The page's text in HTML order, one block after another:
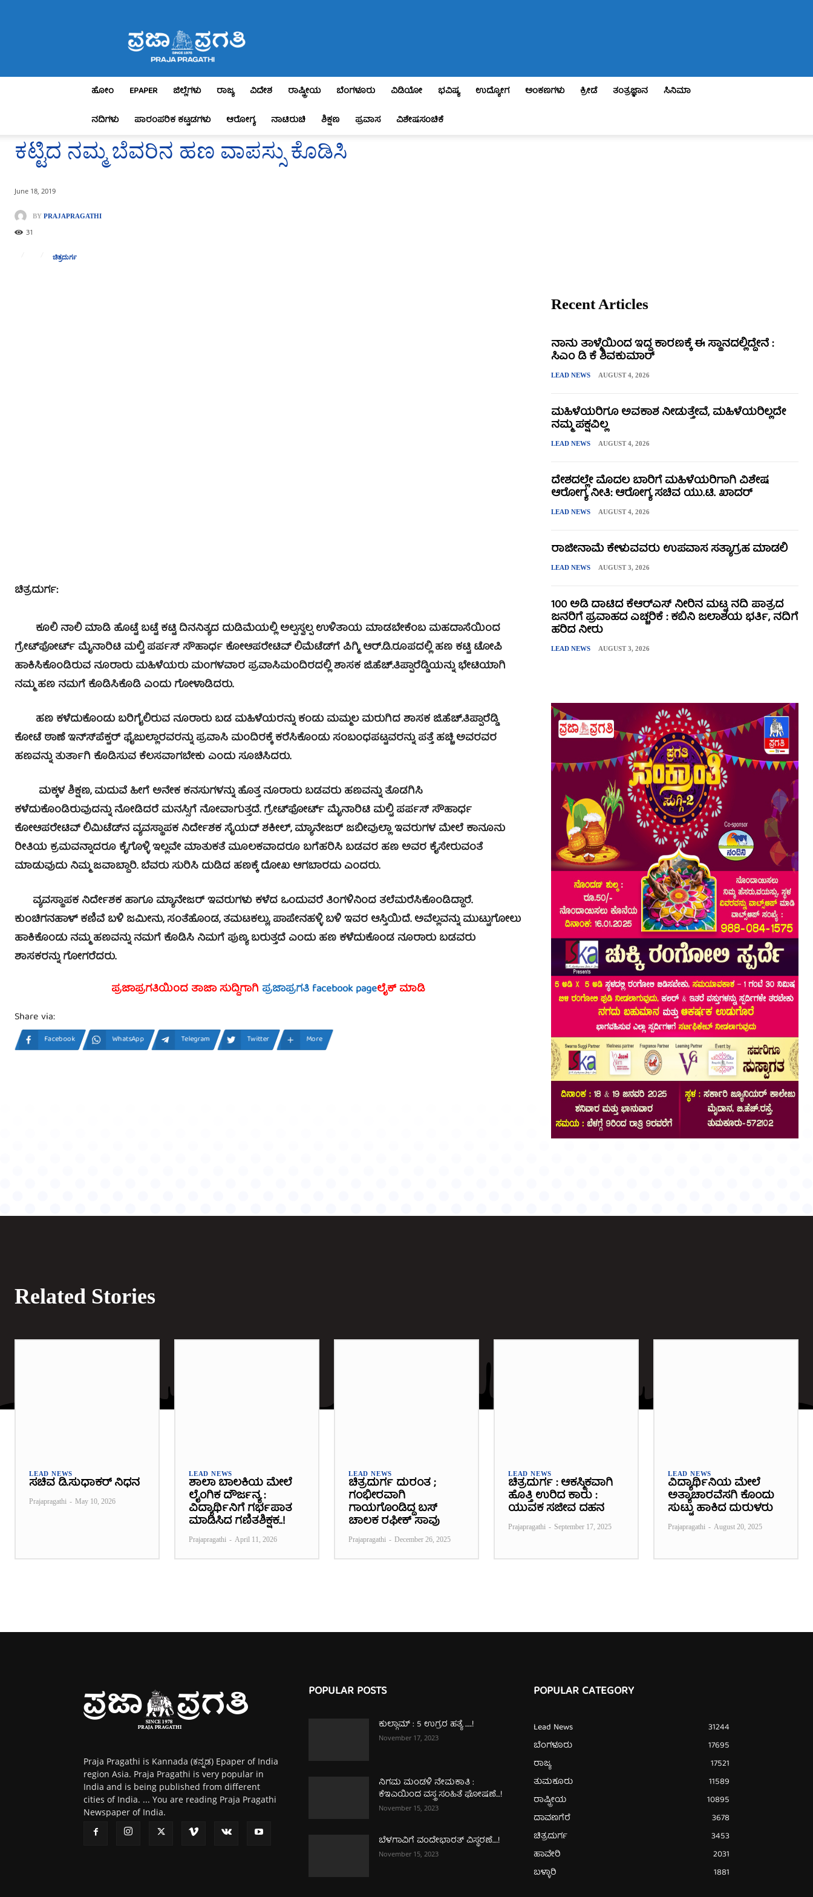
Pragathi
ಹೋಂ EPAPER ಜಿಲ್ಲೆಗಳು ರಾಜ್ಯ ವಿದೇಶ ರಾಷ್ಟ್ರೀಯ ಬೆಂಗಳೂರು ವಿಡಿಯೋ ಭವಿಷ್ಯ ಉದ್ಯೋಗ ಅಂಕಣಗಳು ಕ್ರೀಡೆ ತಂತ್ರಜ್ಞಾನ
ಸಿನಿಮಾ
ನದಿಗಳು
ಪಾರಂಪರಿಕ ಕಟ್ಟಡಗಳು ಆರೋಗ್ಯ ನಾಟಿರುಚಿ ಶಿಕ್ಷಣ ಪ್ರವಾಸ ವಿಶೇಷಸಂಚಿಕೆ
ಕಟ್ಟಿದ ನಮ್ಮ ಬೆವರಿನ ಹಣ ವಾಪಸ್ಸು ಕೊಡಿಸಿ
June 18, 2019
BY PRAJAPRAGATHI
31
ಚಿತ್ರದುರ್ಗ
ಚಿತ್ರದುರ್ಗ:
ಕೂಲಿ ನಾಲಿ ಮಾಡಿ ಹೊಟ್ಟೆ ಬಟ್ಟೆ ಕಟ್ಟಿ ದಿನನಿತ್ಯದ ದುಡಿಮೆಯಲ್ಲಿ ಅಲ್ಪಸ್ವಲ್ಪ ಉಳಿತಾಯ ಮಾಡಬೇಕೆಂಬ ಮಹದಾಸೆಯಿಂದ
ಗ್ರೇಟ್‍ಫೋರ್ಟ್ ಮೈನಾರಿಟಿ ಮಲ್ಟಿ ಪರ್ಪಸ್ ಸೌಹಾರ್ಧ ಕೋಆಪರೇಟಿವ್ ಲಿಮೆಟೆಡ್‍ಗೆ ಪಿಗ್ಮಿ, ಆರ್.ಡಿ.ರೂಪದಲ್ಲಿ ಹಣ ಕಟ್ಟಿ ಟೋಪಿ
ಹಾಕಿಸಿಕೊಂಡಿರುವ ನೂರಾರು ಮಹಿಳೆಯರು ಮಂಗಳವಾರ ಪ್ರವಾಸಿಮಂದಿರದಲ್ಲಿ ಶಾಸಕ ಜಿ.ಹೆಚ್.ತಿಪ್ಪಾರೆಡ್ಡಿಯನ್ನು ಭೇಟಿಯಾಗಿ
ನಮ್ಮ ಹಣ ನಮಗೆ ಕೊಡಿಸಿಕೊಡಿ ಎಂದು ಗೋಳಾಡಿದರು.
ಹಣ ಕಳೆದುಕೊಂಡು ಬರಿಗೈಲಿರುವ ನೂರಾರು ಬಡ ಮಹಿಳೆಯರನ್ನು ಕಂಡು ಮಮ್ಮಲ ಮರುಗಿದ ಶಾಸಕ ಜಿ.ಹೆಚ್.ತಿಪ್ಪಾರೆಡ್ಡಿ
ಕೋಟೆ ಠಾಣೆ ಇನ್ಸ್‍ಪೆಕ್ಟರ್ ಫೈಜುಲ್ಲಾರವರನ್ನು ಪ್ರವಾಸಿ ಮಂದಿರಕ್ಕೆ ಕರೆಸಿಕೊಂಡು ಸಂಬಂಧಪಟ್ಟವರನ್ನು ಪತ್ತೆ ಹಚ್ಚಿ ಅವರವರ
ಹಣವನ್ನು ತುರ್ತಾಗಿ ಕೊಡಿಸುವ ಕೆಲಸವಾಗಬೇಕು ಎಂದು ಸೂಚಿಸಿದರು.
ಮಕ್ಕಳ ಶಿಕ್ಷಣ, ಮದುವೆ ಹೀಗೆ ಅನೇಕ ಕನಸುಗಳನ್ನು ಹೊತ್ತ ನೂರಾರು ಬಡವರು ಹಣವನ್ನು ತೊಡಗಿಸಿ
ಕಳೆದುಕೊಂಡಿರುವುದನ್ನು ನೋಡಿದರೆ ಮನಸ್ಸಿಗೆ ನೋವಾಗುತ್ತದೆ. ಗ್ರೇಟ್‍ಫೋರ್ಟ್ ಮೈನಾರಿಟಿ ಮಲ್ಟಿ ಪರ್ಪಸ್ ಸೌಹಾರ್ಧ
ಕೋಆಪರೇಟಿವ್ ಲಿಮಿಟೆಡ್‍ನ ವ್ಯವಸ್ಥಾಪಕ ನಿರ್ದೇಶಕ ಸೈಯದ್ ಶಕೀಲ್, ಮ್ಯಾನೇಜರ್ ಜಬೀವುಲ್ಲಾ ಇವರುಗಳ ಮೇಲೆ ಕಾನೂನು
ರೀತಿಯ ಕ್ರಮವನ್ನಾದರೂ ಕೈಗೊಳ್ಳಿ ಇಲ್ಲವೇ ಮಾತುಕತೆ ಮೂಲಕವಾದರೂ ಬಗೆಹರಿಸಿ ಬಡವರ ಹಣ ಅವರ ಕೈಸೇರುವಂತೆ
ಮಾಡುವುದು ನಿಮ್ಮ ಜವಾಬ್ದಾರಿ. ಬೆವರು ಸುರಿಸಿ ದುಡಿದ ಹಣಕ್ಕೆ ದೋಖ ಆಗಬಾರದು ಎಂದರು.
ವ್ಯವಸ್ಥಾಪಕ ನಿರ್ದೇಶಕ ಹಾಗೂ ಮ್ಯಾನೇಜರ್ ಇವರುಗಳು ಕಳೆದ ಒಂದುವರೆ ತಿಂಗಳಿನಿಂದ ತಲೆಮರೆಸಿಕೊಂಡಿದ್ದಾರೆ.
ಕುಂಚಿಗನಹಾಳ್ ಕಣಿವೆ ಬಳಿ ಜಮೀನು, ಸಂತೆಹೊಂಡ, ತಮಟಕಲ್ಲು, ಪಾಪೇನಹಳ್ಳಿ ಬಳಿ ಇವರ ಆಸ್ತಿಯಿದೆ. ಅವೆಲ್ಲವನ್ನು ಮುಟ್ಟುಗೋಲು
ಹಾಕಿಕೊಂಡು ನಮ್ಮ ಹಣವನ್ನು ನಮಗೆ ಕೊಡಿಸಿ ನಿಮಗೆ ಪುಣ್ಯ ಬರುತ್ತದೆ ಎಂದು ಹಣ ಕಳೆದುಕೊಂಡ ನೂರಾರು ಬಡವರು
ಶಾಸಕರನ್ನು ಗೋಗರೆದರು.
ಪ್ರಜಾಪ್ರಗತಿಯಿಂದ ತಾಜಾ ಸುದ್ದಿಗಾಗಿ ಪ್ರಜಾಪ್ರಗತಿ facebook pageಲೈಕ್ ಮಾಡಿ
Share via:
Facebook WhatsApp Telegram Twitter More
Recent Articles
ನಾನು ತಾಳ್ಮೆಯಿಂದ ಇದ್ದ ಕಾರಣಕ್ಕೆ ಈ ಸ್ಥಾನದಲ್ಲಿದ್ದೇನೆ :
ಸಿಎಂ ಡಿ ಕೆ ಶಿವಕುಮಾರ್
LEAD NEWS AUGUST 4, 2026
ಮಹಿಳೆಯರಿಗೂ ಅವಕಾಶ ನೀಡುತ್ತೇವೆ, ಮಹಿಳೆಯರಿಲ್ಲದೇ
ನಮ್ಮ ಪಕ್ಷವಿಲ್ಲ
LEAD NEWS AUGUST 4, 2026
ದೇಶದಲ್ಲೇ ಮೊದಲ ಬಾರಿಗೆ ಮಹಿಳೆಯರಿಗಾಗಿ ವಿಶೇಷ
ಆರೋಗ್ಯ ನೀತಿ: ಆರೋಗ್ಯ ಸಚಿವ ಯು.ಟಿ. ಖಾದರ್
LEAD NEWS AUGUST 4, 2026
ರಾಜೀನಾಮೆ ಕೇಳುವವರು ಉಪವಾಸ ಸತ್ಯಾಗ್ರಹ ಮಾಡಲಿ
LEAD NEWS AUGUST 3, 2026
100 ಅಡಿ ದಾಟಿದ ಕೆಆರ್‌ಎಸ್ ನೀರಿನ ಮಟ್ಟ ನದಿ ಪಾತ್ರದ
ಜನರಿಗೆ ಪ್ರವಾಹದ ಎಚ್ಚರಿಕೆ : ಕಬಿನಿ ಜಲಾಶಯ ಭರ್ತಿ, ನದಿಗೆ
ಹರಿದ ನೀರು
LEAD NEWS AUGUST 3, 2026
Related Stories
LEAD NEWS
ಸಚಿವ ಡಿ.ಸುಧಾಕರ್ ನಿಧನ
Prajapragathi - May 10, 2026
LEAD NEWS
ಶಾಲಾ ಬಾಲಕಿಯ ಮೇಲೆ
ಲೈಂಗಿಕ ದೌರ್ಜನ್ಯ :
ವಿದ್ಯಾರ್ಥಿನಿಗೆ ಗರ್ಭಪಾತ
ಮಾಡಿಸಿದ ಗಣಿತಶಿಕ್ಷಕ..!
Prajapragathi - April 11, 2026
LEAD NEWS
ಚಿತ್ರದುರ್ಗ ದುರಂತ ;
ಗಂಭೀರವಾಗಿ
ಗಾಯಗೊಂಡಿದ್ದ ಬಸ್‌
ಚಾಲಕ ರಫೀಕ್‌ ಸಾವು
Prajapragathi - December 26, 2025
LEAD NEWS
ಚಿತ್ರದುರ್ಗ : ಆಕಸ್ಮಿಕವಾಗಿ
ಹೊತ್ತಿ ಉರಿದ ಕಾರು :
ಯುವಕ ಸಜೀವ ದಹನ
Prajapragathi - September 17, 2025
LEAD NEWS
ವಿದ್ಯಾರ್ಥಿನಿಯ ಮೇಲೆ
ಅತ್ಯಾಚಾರವೆಸಗಿ ಕೊಂದು
ಸುಟ್ಟು ಹಾಕಿದ ದುರುಳರು
Prajapragathi - August 20, 2025
Praja Pragathi is Kannada (ಕನ್ನಡ) Epaper of India
region Asia. Praja Pragathi is very popular in
India and is being published from different
cities of India. ... You are reading Praja Pragathi
Newspaper of India.
POPULAR POSTS
ಕುಲ್ಗಾಮ್‌ : 5 ಉಗ್ರರ ಹತ್ಯೆ …..!
November 17, 2023
ನಿಗಮ ಮಂಡಳಿ ನೇಮಕಾತಿ :
ಕೆಇಎಯಿಂದ ವಸ್ತ್ರ ಸಂಹಿತೆ ಘೋಷಣೆ…!
November 15, 2023
ಬೆಳಗಾವಿಗೆ ವಂದೇಭಾರತ್‌ ವಿಸ್ಥರಣೆ….!
November 15, 2023
POPULAR CATEGORY
Lead News
31244
ಬೆಂಗಳೂರು
17695
ರಾಜ್ಯ
17521
ತುಮಕೂರು
11589
ರಾಷ್ಟ್ರೀಯ
10895
ದಾವಣಗೆರೆ
3678
ಚಿತ್ರದುರ್ಗ
3453
ಹಾವೇರಿ
2031
ಬಳ್ಳಾರಿ
1881